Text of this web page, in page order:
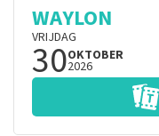
WAYLON
VRIJDAG
30OKTOBER
2026